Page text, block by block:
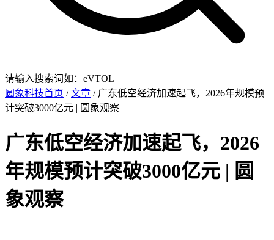
请输入搜索词如：eVTOL
圆象科技首页 /文章 / 广东低空经济加速起飞，2026年规模预
计突破3000亿元 | 圆象观察
广东低空经济加速起飞，2026
年规模预计突破3000亿元 | 圆
象观察